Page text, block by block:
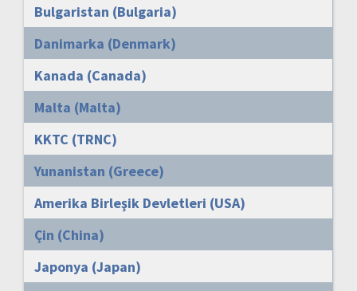
Bulgaristan (Bulgaria)
Danimarka (Denmark)
Kanada (Canada)
Malta (Malta)
KKTC (TRNC)
Yunanistan (Greece)
Amerika Birleşik Devletleri (USA)
Çin (China)
Japonya (Japan)